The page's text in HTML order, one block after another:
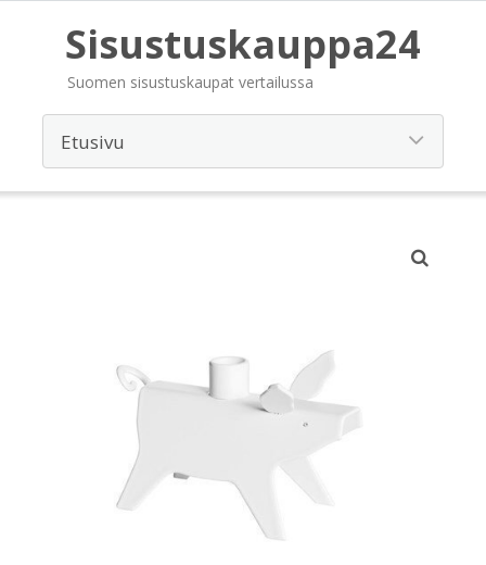
Sisustuskauppa24
Suomen sisustuskaupat vertailussa